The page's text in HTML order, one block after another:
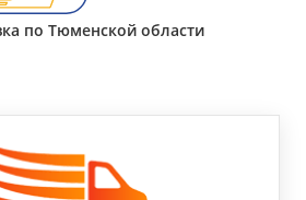
по Тюменской области